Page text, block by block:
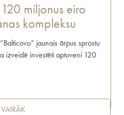
miljonus eiro
kompleksu
jaunais ārpus sprostu
izveidē investēti aptuveni 120
VAIRĀK